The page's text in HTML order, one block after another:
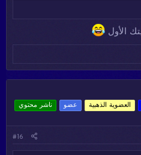
الأول
العضوية الذهبية عضو ناشر محتوي
#16